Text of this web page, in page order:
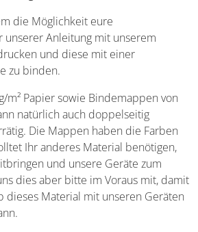
die Möglichkeit eure
unserer Anleitung mit unserem
und diese mit einer
zu binden.
m² Papier sowie Bindemappen von
natürlich auch doppelseitig
Die Mappen haben die Farben
Ihr anderes Material benötigen,
und unsere Geräte zum
dies aber bitte im Voraus mit, damit
dieses Material mit unseren Geräten